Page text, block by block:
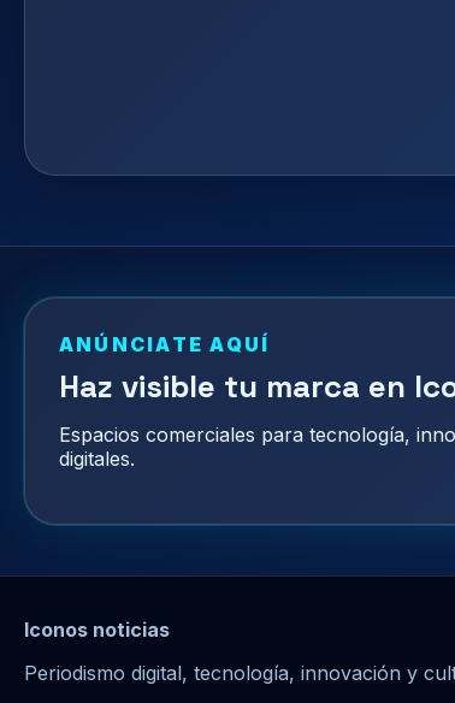
ANÚNCIATE AQUÍ
Haz visible tu marca en
Espacios comerciales para tecnología,
digitales.
Iconos noticias
Periodismo digital, tecnología, innovación y